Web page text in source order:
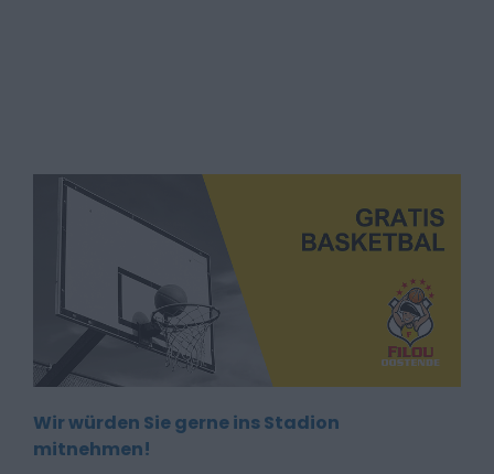
Wir würden Sie gerne ins Stadion
mitnehmen!